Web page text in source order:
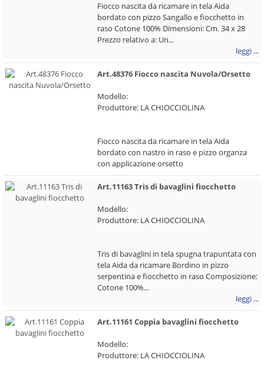
Fiocco nascita da ricamare in tela Aida
bordato con pizzo Sangallo e fiocchetto in
raso Cotone 100% Dimensioni: Cm. 34 x 28
Prezzo relativo a: Un...
leggi ...
Art.48376 Fiocco nascita Nuvola/Orsetto
Modello:
Produttore: LA CHIOCCIOLINA
Fiocco nascita da ricamare in tela Aida
bordato con nastro in raso e pizzo organza
con applicazione orsetto
Art.11163 Tris di bavaglini fiocchetto
Modello:
Produttore: LA CHIOCCIOLINA
Tris di bavaglini in tela spugna trapuntata con
tela Aida da ricamare Bordino in pizzo
serpentina e fiocchetto in raso Composizione:
Cotone 100%...
leggi ...
Art.11161 Coppia bavaglini fiocchetto
Modello:
Produttore: LA CHIOCCIOLINA